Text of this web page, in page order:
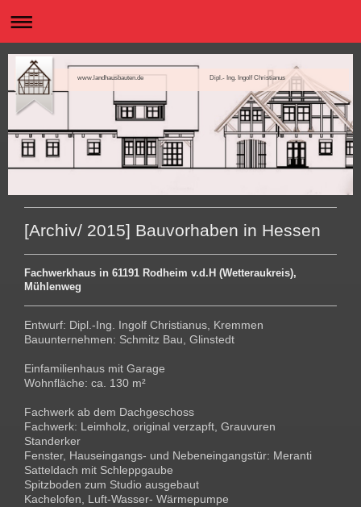
www.landhausbauten.de Dipl.- Ing. Ingolf Christianus
[Archiv/ 2015] Bauvorhaben in Hessen
Fachwerkhaus in 61191 Rodheim v.d.H (Wetteraukreis),
Mühlenweg
Entwurf: Dipl.-Ing. Ingolf Christianus, Kremmen
Bauunternehmen: Schmitz Bau, Glinstedt
Einfamilienhaus mit Garage
Wohnfläche: ca. 130 m²
Fachwerk ab dem Dachgeschoss
Fachwerk: Leimholz, original verzapft, Grauvuren
Standerker
Fenster, Hauseingangs- und Nebeneingangstür: Meranti
Satteldach mit Schleppgaube
Spitzboden zum Studio ausgebaut
Kachelofen, Luft-Wasser- Wärmepumpe